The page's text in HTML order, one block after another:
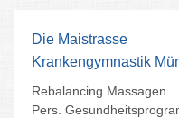
Die besten
München findet
Die Maistrasse
Krankengymnastik
Rebalancing Massagen
Pers.